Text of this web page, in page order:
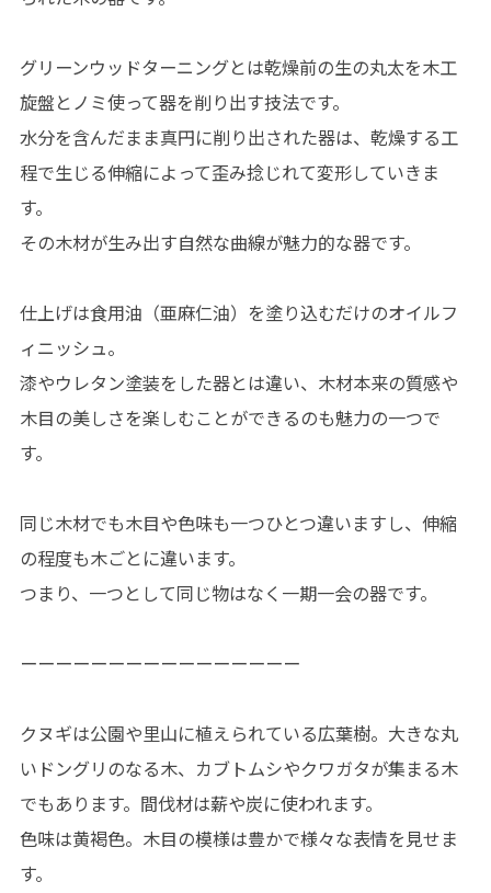
グリーンウッドターニングとは乾燥前の生の丸太を木工
旋盤とノミ使って器を削り出す技法です。
水分を含んだまま真円に削り出された器は、乾燥する工
程で生じる伸縮によって歪み捻じれて変形していきま
す。
その木材が生み出す自然な曲線が魅力的な器です。
仕上げは食用油（亜麻仁油）を塗り込むだけのオイルフ
ィニッシュ。
漆やウレタン塗装をした器とは違い、木材本来の質感や
木目の美しさを楽しむことができるのも魅力の一つで
す。
同じ木材でも木目や色味も一つひとつ違いますし、伸縮
の程度も木ごとに違います。
つまり、一つとして同じ物はなく一期一会の器です。
ーーーーーーーーーーーーーーーー
クヌギは公園や里山に植えられている広葉樹。大きな丸
いドングリのなる木、カブトムシやクワガタが集まる木
でもあります。間伐材は薪や炭に使われます。
色味は黄褐色。木目の模様は豊かで様々な表情を見せま
す。